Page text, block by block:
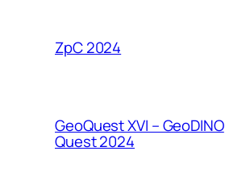
ZpC 2024
GeoQuest XVI – GeoDINO
Quest 2024